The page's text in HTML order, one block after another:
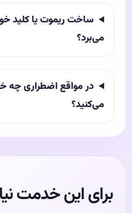
ساخت ریموت یا کلید
می‌برد؟
در مواقع اضطراری چه
می‌کنید؟
برای این خدمت